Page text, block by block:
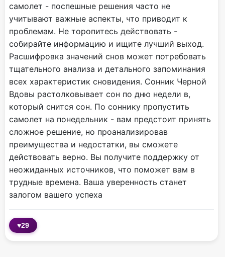
самолет - поспешные решения часто не
учитывают важные аспекты, что приводит к
проблемам. Не торопитесь действовать -
собирайте информацию и ищите лучший выход.
Расшифровка значений снов может потребовать
тщательного анализа и детального запоминания
всех характеристик сновидения. Сонник Черной
Вдовы растолковывает сон по дню недели в,
который снится сон. По соннику пропустить
самолет на понедельник - вам предстоит принять
сложное решение, но проанализировав
преимущества и недостатки, вы сможете
действовать верно. Вы получите поддержку от
неожиданных источников, что поможет вам в
трудные времена. Ваша уверенность станет
залогом вашего успеха
♥29